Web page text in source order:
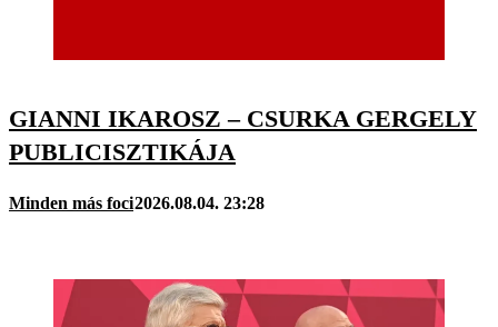
GIANNI IKAROSZ – CSURKA GERGELY
PUBLICISZTIKÁJA
Minden más foci2026.08.04. 23:28